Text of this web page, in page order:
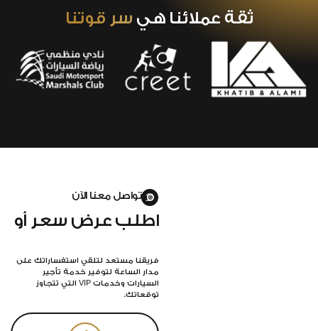
ثقة عملائنا هيسر قوتنا
تواصل معنا الآن
اطلب عرض سعر أو
فريقنا مستعد لتلقي استفساراتك على
مدار الساعة لتوفير خدمة تأجير
السيارات وخدمات VIP التي تتجاوز
توقعاتك.